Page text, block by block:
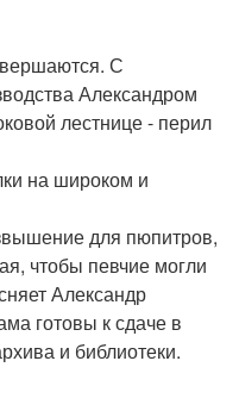
С
Александром
лестнице - перил
на широком и
для пюпитров,
чтобы певчие могли
Александр
готовы к сдаче в
и библиотеки.